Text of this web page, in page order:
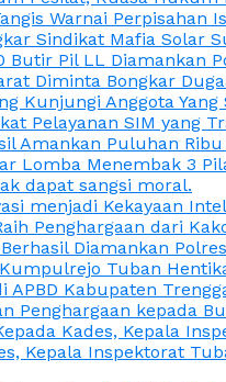
Warnai Perpisahan
Sindikat Mafia Solar
Butir Pil LL Diamankan
Diminta Bongkar
Kunjungi Anggota
Pelayanan SIM yang
Amankan Puluhan
Lomba Menembak 3
dapat sangsi moral.
menjadi Kekayaan
Penghargaan dari
Diamankan
Tuban
Kabupaten
Penghargaan kepada
Kades, Kepala
Kepala Inspektorat